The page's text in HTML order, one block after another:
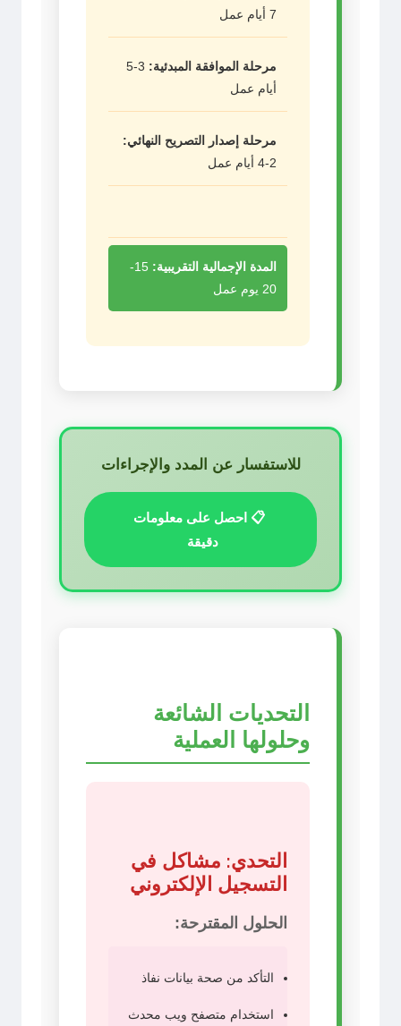
7 أيام عمل
مرحلة الموافقة المبدئية:
3-5
أيام عمل
مرحلة إصدار التصريح النهائي:
2-4 أيام عمل
المدة الإجمالية التقريبية:
15-
20 يوم عمل
للاستفسار عن المدد والإجراءات
📋 احصل على معلومات
دقيقة
التحديات الشائعة
وحلولها العملية
التحدي: مشاكل في
التسجيل الإلكتروني
الحلول المقترحة:
التأكد من صحة بيانات نفاذ
استخدام متصفح ويب محدث